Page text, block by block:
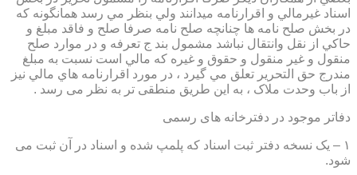
اسناد غيرمالي و اقرارنامه ميدانند ولي بنظر مي رسد همانگونه كه
در بخش صلح نامه ها چنانچه صلح نامه صرفا صلح و فاقد مبلغ و
حاكي از نقل وانتقال نباشد مشمول بند ج تعرفه و در موارد صلح
منقول و غير منقول و حقوق و غيره كه مالي است نسبت به مبلغ
مندرج حق التحرير تعلق مي گيرد ، در مورد اقرارنامه هاي مالي نيز
از باب وحدت ملاک ، به این طریق منطقی تر به نظر می رسد .
دفاتر موجود در دفترخانه های رسمی
۱ – یک نسخه دفتر ثبت اسناد که پلمپ شده و اسناد در آن ثبت می
شود.